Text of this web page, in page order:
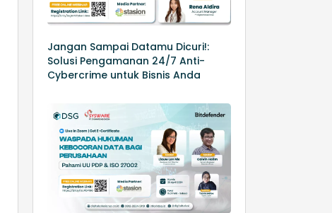
Jangan Sampai Datamu Dicuri!:
Solusi Pengamanan 24/7 Anti-
Cybercrime untuk Bisnis Anda